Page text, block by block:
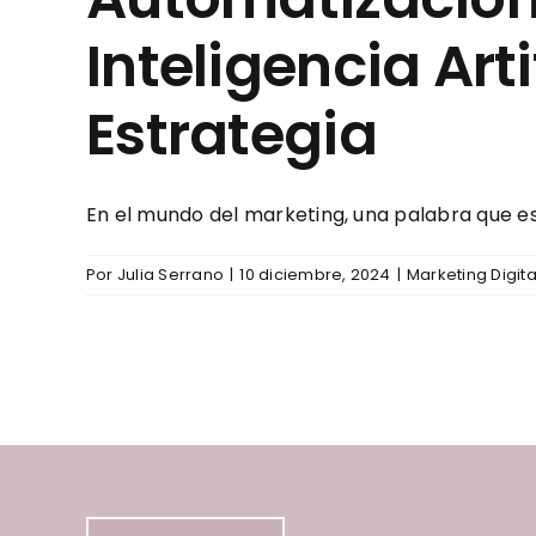
Inteligencia
Estrategia
En el mundo del marketing, una palabra que
Por Julia Serrano | 10 diciembre, 2024 | Marketing